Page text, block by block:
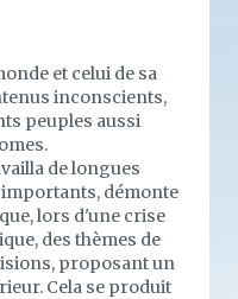
et celui de sa
inconscients,
peuples aussi
de longues
démonte
lors d'une crise
des thèmes de
proposant un
Cela se produit